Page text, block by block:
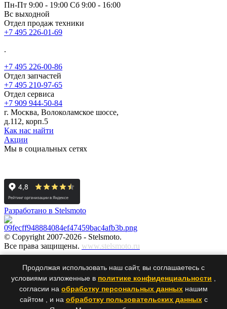
Пн-Пт 9:00 - 19:00 Сб 9:00 - 16:00
Вс выходной
Отдел продаж техники
+7 495 226-01-69
.
+7 495 226-00-86
Отдел запчастей
+7 495 210-97-65
Отдел сервиса
+7 909 944-50-84
г. Москва, Волоколамское шоссе,
д.112, корп.5
Как нас найти
Акции
Мы в социальных сетях
Разработано в Stelsmoto
© Copyright 2007-2026 - Stelsmoto.
Все права защищены. www.stelsmoto.ru
Информация, размещенная на сайте, не является публичной
офертой
Продолжая использовать наш сайт, вы соглашаетесь с
условиями изложенные в политике конфиденциальности
согласии на обработку персональных данных нашим
сайтом , и на обработку пользовательских данныхс